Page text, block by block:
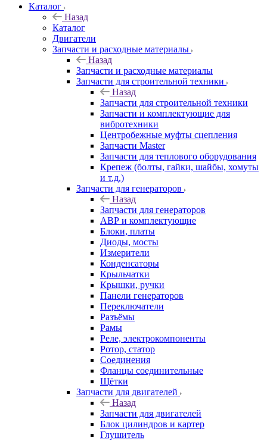
Каталог
Назад
Каталог
Двигатели
Запчасти и расходные материалы
Назад
Запчасти и расходные материалы
Запчасти для строительной техники
Назад
Запчасти для строительной техники
Запчасти и комплектующие для
вибротехники
Центробежные муфты сцепления
Запчасти Master
Запчасти для теплового оборудования
Крепеж (болты, гайки, шайбы, хомуты
и т.д.)
Запчасти для генераторов
Назад
Запчасти для генераторов
АВР и комплектующие
Блоки, платы
Диоды, мосты
Измерители
Конденсаторы
Крыльчатки
Крышки, ручки
Панели генераторов
Переключатели
Разъёмы
Рамы
Реле, электрокомпоненты
Ротор, статор
Соединения
Фланцы соединительные
Щётки
Запчасти для двигателей
Назад
Запчасти для двигателей
Блок цилиндров и картер
Глушитель